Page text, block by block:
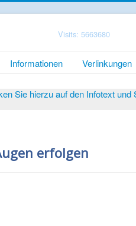
Visits: 5663680
Informationen Verlinkungen
Sie hierzu auf den Infotext und
erfolgen